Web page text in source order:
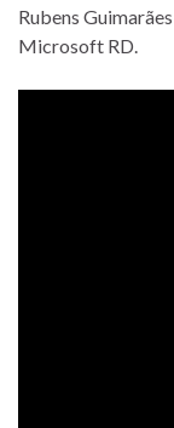
Rubens
Microsoft RD.